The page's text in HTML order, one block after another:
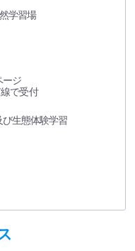
学習場
ージ
で受付
生態体験学習